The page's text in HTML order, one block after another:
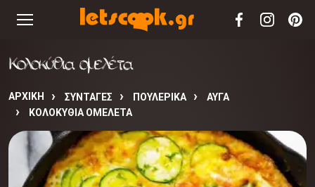
Κολοκύθια ομελέτα
ΑΡΧΙΚΉ ΣΥΝΤΑΓΈΣ ΠΟΥΛΕΡΙΚΑ
ΑΥΓΑ
ΚΟΛΟΚΎΘΙΑ ΟΜΕΛΈΤΑ